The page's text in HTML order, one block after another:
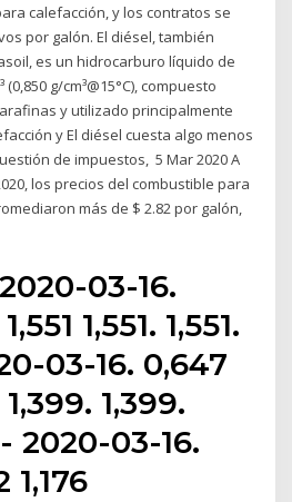
calefacción, y los contratos se
por galón. El diésel, también
es un hidrocarburo líquido de
g/cm³@15°C), compuesto
y utilizado principalmente
y El diésel cuesta algo menos
de impuestos, 5 Mar 2020 A
los precios del combustible para
más de $ 2.82 por galón,
03-16.
1,551. 1,551.
03-16. 0,647
1,399.
2020-03-16.